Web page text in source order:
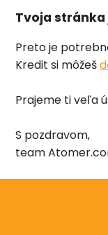
Tvoja stránka
Preto je
Kredit si môžeš
Prajeme ti veľa
S pozdravom,
team